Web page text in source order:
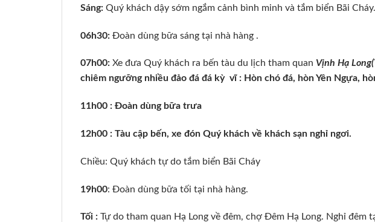
Sáng: Quý khách dậy sớm ngắm cảnh bình minh và tắm biển Bãi Cháy.
06h30: Đoàn dùng bữa sáng tại nhà hàng .
07h00: Xe đưa Quý khách ra bến tàu du lịch tham quan Vịnh Hạ
chiêm ngưỡng nhiều đảo đá đá kỳ vĩ : Hòn chó đá, hòn Yên Ngựa,
11h00 : Đoàn dùng bữa trưa
12h00 : Tàu cập bến, xe đón Quý khách về khách sạn nghỉ ngơi.
Chiều: Quý khách tự do tắm biển Bãi Cháy
19h00: Đoàn dùng bữa tối tại nhà hàng.
Tối : Tự do tham quan Hạ Long về đêm, chợ Đêm Hạ Long. Nghỉ đêm